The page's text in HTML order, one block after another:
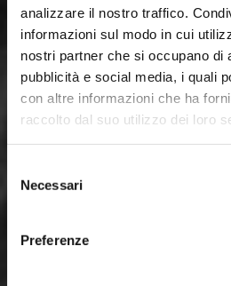
analizzare il nostro traffico.
informazioni sul modo in cui
nostri partner che si occupano di
pubblicità e social media, i quali
con altre informazioni che ha
raccolto dal suo utilizzo dei loro
delNecessari
Preferenze